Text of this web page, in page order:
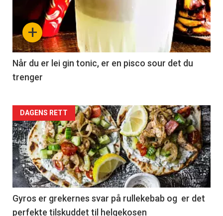
+
Når du er lei gin tonic, er en pisco sour det du
trenger
Forsiden
akkurat
nå
-
2
DAGENS RETT
Gyros er grekernes svar på rullekebab og er det
perfekte tilskuddet til helgekosen